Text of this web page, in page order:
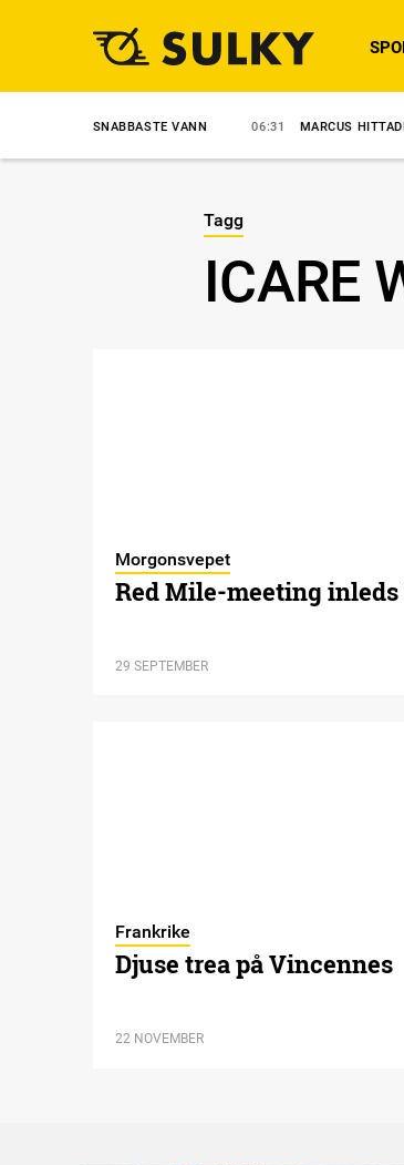
SNABBASTE VANN 06:31 MARCUS HITTADE
Tagg
ICARE
Morgonsvepet
Red Mile-meeting inleds
29 SEPTEMBER
Frankrike
Djuse trea på Vincennes
22 NOVEMBER